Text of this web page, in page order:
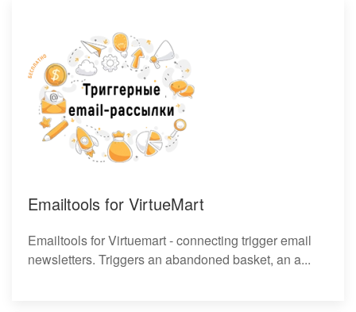
Emailtools for VirtueMart
Emailtools for Virtuemart - connecting trigger email
newsletters. Triggers an abandoned basket, an a...